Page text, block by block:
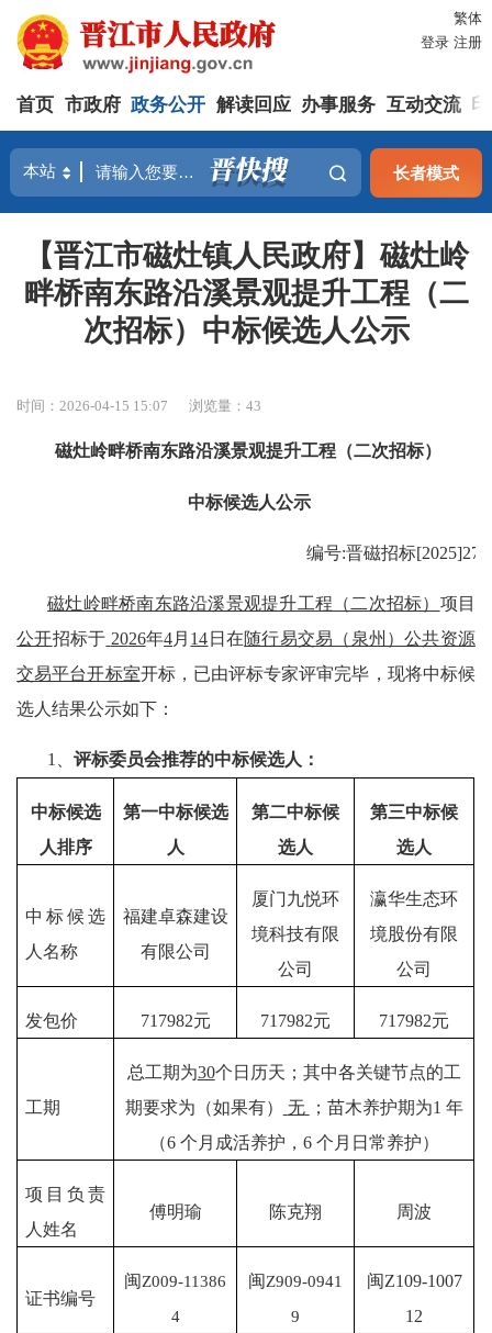
繁体
登录 注册
首页 市政府 政务公开 解读回应 办事服务 互动交流
长者模式
【晋江市磁灶镇人民政府】磁灶岭
畔桥南东路沿溪景观提升工程（二
次招标）中标候选人公示
时间：2026-04-15 15:07 浏览量：43
磁灶岭畔桥南东路沿溪景观提升工程（二次招标）
中标候选人公示
编号:晋磁招标[2025]27
磁灶岭畔桥南东路沿溪景观提升工程（二次招标） 项目
公开招标于 2026年4月 14 日在随行易交易（泉州）公共资源
交易平台开标室开标，已由评标专家评审完毕，现将中标候
选人结果公示如下：
1、评标委员会推荐的中标候选人：
中标候选
人排序
第一中标候选
人
第二中标候
选人
第三中标候
选人
中标候选
人名称
福建卓森建设
有限公司
厦门九悦环
境科技有限
公司
瀛华生态环
境股份有限
公司
发包价 717982元 717982元 717982元
工期
总工期为30个日历天；其中各关键节点的工
期要求为（如果有）
无 ；苗木养护期为1 年
（6 个月成活养护， 6 个月日常养护）
项目负责
人姓名
傅明瑜 陈克翔 周波
证书编号
闽Z009-11386
4
闽Z909-0941
9
闽Z109-1007
12